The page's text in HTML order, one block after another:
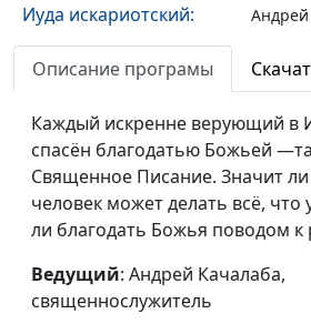
Иуда искариотский:
предатель в окружении
Иисуса
Плоды Духа или
духовное бесплодие
Что значит быть
мудрым, как змея, или
простым, как голубь?
Как одеваться по-
христиански (вторая
Андрей
Описание програмы
Каждый искренне верующий в
спасён благодатью Божьей
Священное Писание. Значит ли
человек может делать всё, что
ли благодать Божья поводом к
Ведущий: Андрей Качалаба,
священнослужитель